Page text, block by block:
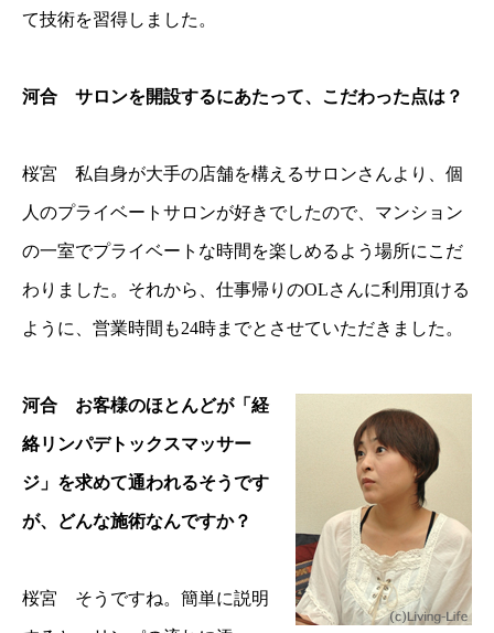
て技術を習得しました。
河合 サロンを開設するにあたって、こだわった点は？
桜宮 私自身が大手の店舗を構えるサロンさんより、個
人のプライベートサロンが好きでしたので、マンション
の一室でプライベートな時間を楽しめるよう場所にこだ
わりました。それから、仕事帰りのOLさんに利用頂ける
ように、営業時間も24時までとさせていただきました。
河合 お客様のほとんどが「経
絡リンパデトックスマッサー
ジ」を求めて通われるそうです
が、どんな施術なんですか？
桜宮 そうですね。簡単に説明